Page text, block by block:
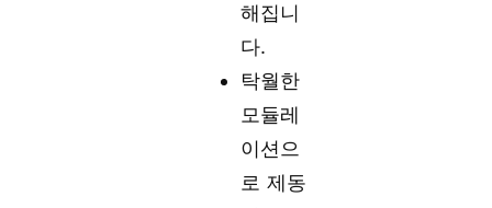
해집니
다.
탁월한
모듈레
이션으
로 제동